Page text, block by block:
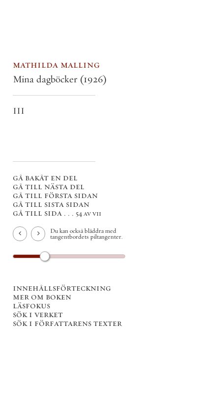
mathilda malling
Mina dagböcker (1926)
III
gå bakåt en del
gå till nästa del
gå till första sidan
gå till sista sidan
gå till sida . . . 54 av vii
Du kan också bläddra med
tangentbordets piltangenter.
innehållsförteckning
mer om boken
läsfokus
sök i verket
sök i författarens texter